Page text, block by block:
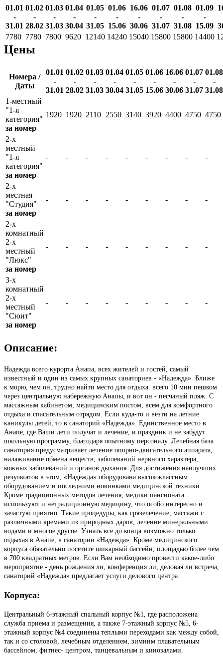
01.01
-
31.01
01.02
-
28.02
01.03
-
31.03
01.04
-
30.04
01.05
-
31.05
01.06
-
15.06
16.06
-
30.06
01.07
-
31.07
01.08
-
31.08
01.09
-
15.09
7780 7780 7800 9620 12140 14240 15040 15800 15800 14400
Цены
Номера /
Даты
01.01
-
31.01
01.02
-
28.02
01.03
-
31.03
01.04
-
30.04
01.05
-
31.05
01.06
-
15.06
16.06
-
30.06
01.07
-
31.07
01.08
-
31.08
1-местный
"1-я
категория"
за номер
1920 1920 2110 2550 3140 3920 4400 4750 4750
2-х
местный
"1-я
категория"
за номер
- - - - - - - - -
2-х
местная
"Студия"
за номер
- - - - - - - - -
2-х
комнатный
2-х
местный
"Люкс"
за номер
- - - - - - - - -
3-х
комнатный
2-х
местный
"Сюит"
за номер
- - - - - - - - -
Описание:
Надежда всего курорта Анапа, всех жителей и гостей, самый
известный и один из самых крупных санаториев - «Надежда». Ближе
к морю, чем он, трудно найти место для отдыха. всего 10 мин пешком
через центральную набережную Анапы, и вот он - песчаный пляж. С
массажным кабинетом, медицинским постом, всем для комфортного
отдыха и спасательным отрядом. Если куда-то и везти на летние
каникулы детей, то в санаторий «Надежда». Единственное место в
Анапе, где Ваши дети получат и лечение, и праздник и не забудут
школьную программу, благодаря опытному персоналу. Лечебная база
санатория предусматривает лечение опорно-двигательного аппарата,
налаживание обмена веществ, заболеваний нервного характера,
кожных заболеваний и органов дыхания. Для достижения наилучших
результатов в этом, «Надежда» оборудована высококлассным
оборудованием и последними новинками медицинской техники.
Кроме традиционных методов лечения, медики пансионата
используют и нетрадиционную медицину, что особо интересно и
зачастую приятно. Такие процедуры, как грязелечение, массажи с
различными кремами из природных даров, лечение минеральными
водами и многое другое. Узнать все до конца возможно только
отдыхая в Анапе, в санатории «Надежда». Кроме медицинского
корпуса обязательно посетите шикарный бассейн, площадью более чем
в 700 квадратных метров. Если Вам необходимо провести какое-либо
мероприятие - день рождения ли, конференция ли, деловая ли встреча,
санаторий «Надежда» предлагает услуги делового центра.
Корпуса:
Центральный 6-этажный спальный корпус №1, где расположена
служба приема и размещения, а также 7-этажный корпус №5, 6-
этажный корпус №4 соединены теплыми переходами как между собой,
так и со столовой, лечебным отделением, зимним плавательным
бассейном, фитнес- центром, танцевальным и кинозалами.